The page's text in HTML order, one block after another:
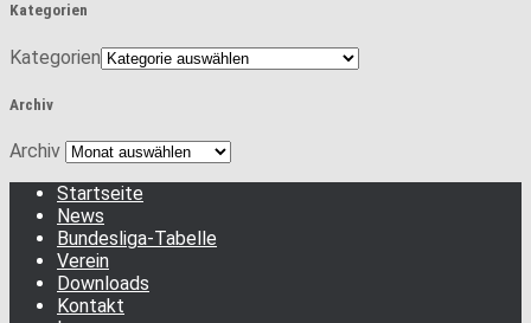
Kategorien
Kategorien
Archiv
Archiv
Startseite
News
Bundesliga-Tabelle
Verein
Downloads
Kontakt